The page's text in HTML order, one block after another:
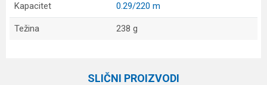
Kapacitet 0.29/220 m
Težina 238 g
SLIČNI PROIZVODI